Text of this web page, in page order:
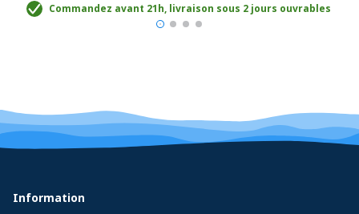
Commandez avant 21h, livraison sous 2 jours ouvrables
Information